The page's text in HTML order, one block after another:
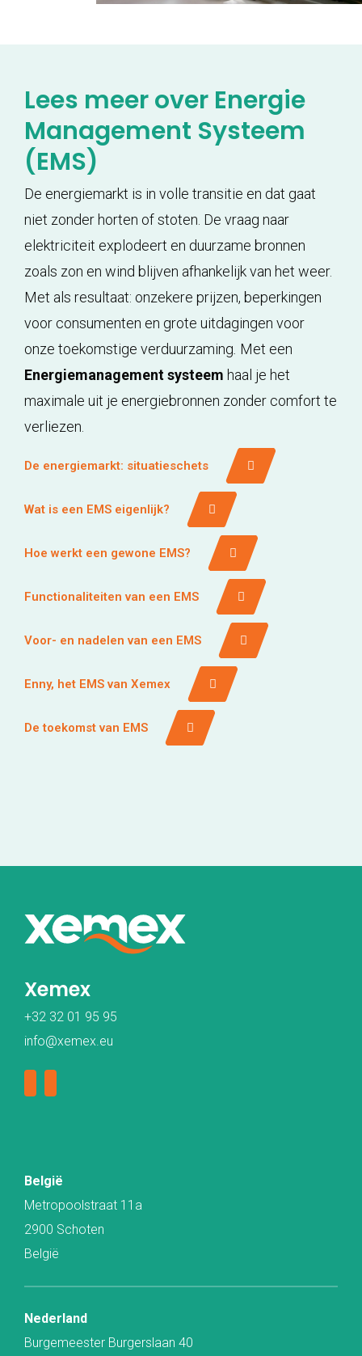
Lees meer over Energie
Management Systeem
(EMS)
De energiemarkt is in volle transitie en dat gaat
niet zonder horten of stoten. De vraag naar
elektriciteit explodeert en duurzame bronnen
zoals zon en wind blijven afhankelijk van het weer.
Met als resultaat: onzekere prijzen, beperkingen
voor consumenten en grote uitdagingen voor
onze toekomstige verduurzaming Met een
Energiemanagement systeem haal je het
maximale uit je energiebronnen zonder comfort te
verliezen.
De energiemarkt: situatieschets
Wat is een EMS eigenlijk?
Hoe werkt een gewone EMS?
Functionaliteiten van een EMS
Voor- en nadelen van een EMS
Enny, het EMS van Xemex
De toekomst van EMS
Xemex
+32 32 01 95 95
info@xemex.eu
België
Metropoolstraat 11a
2900 Schoten
België
Nederland
Burgemeester Burgerslaan 40